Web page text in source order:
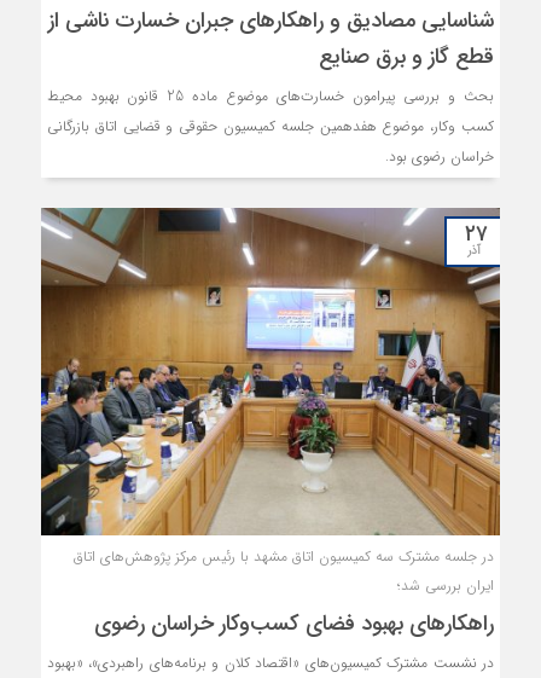
شناسایی مصادیق و راهکارهای جبران خسارت ناشی از
قطع گاز و برق صنایع
بحث و بررسی پیرامون خسارت‌های موضوع ماده 25 قانون بهبود محیط
کسب ‌وکار، موضوع هفدهمین جلسه کمیسیون حقوقی و قضایی اتاق بازرگانی
خراسان رضوی بود.
۲۷
آذر
در جلسه مشترک سه کمیسیون‌ اتاق مشهد با رئیس مرکز پژوهش‌های اتاق
ایران بررسی شد؛
راهکارهای بهبود فضای کسب‌وکار خراسان رضوی
در نشست مشترک کمیسیون‌های «اقتصاد کلان و برنامه‌های راهبردی»، «بهبود